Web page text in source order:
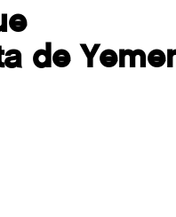
de